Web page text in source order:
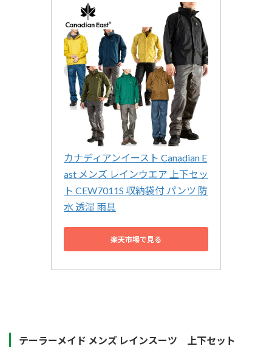
カナディアンイースト Canadian E
ast メンズ レインウエア 上下セッ
ト CEW7011S 収納袋付 パンツ 防
水 透湿 雨具
楽天市場で見る
テーラーメイド メンズ レインスーツ 上下セット